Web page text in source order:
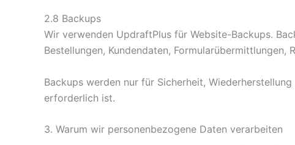
2.8 Backups
Wir verwenden UpdraftPlus für Website-Backups.
Bestellungen, Kundendaten,
Backups werden nur für Sicherheit,
erforderlich ist.
3. Warum wir personenbezogene Daten verarbeiten